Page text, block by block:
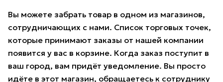
Вы можете забрать товар в одном из магазинов,
сотрудничающих с нами. Список торговых точек,
которые принимают заказы от нашей компании
появится у вас в корзине. Когда заказ поступит в
ваш город, вам придёт уведомление. Вы просто
идёте в этот магазин, обращаетесь к сотруднику